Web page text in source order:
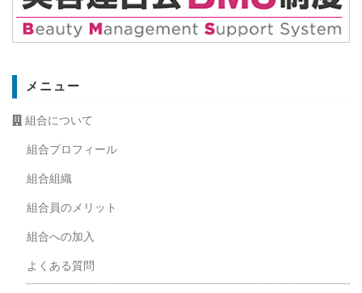
メニュー
組合について
組合プロフィール
組合組織
組合員のメリット
組合への加入
よくある質問